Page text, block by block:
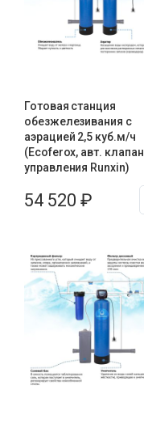
Готовая станция
обезжелезивания c
аэрацией 2,5 куб.м/ч
(Ecoferox, авт. клапан
управления Runxin)
54 520 ₽